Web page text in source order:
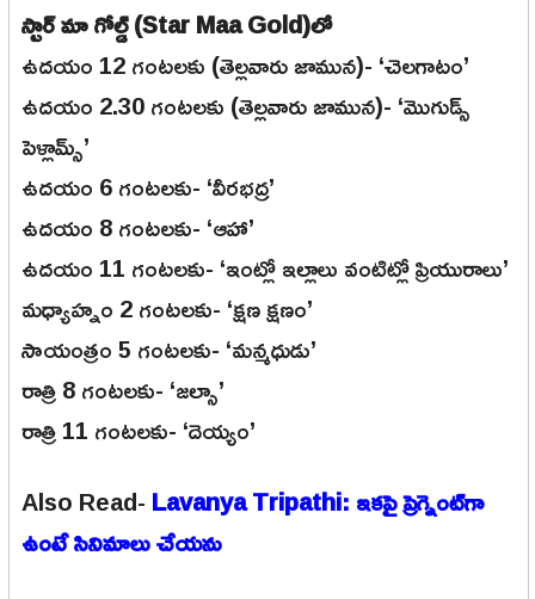
స్టార్ మా గోల్డ్ (Star Maa Gold)లో
ఉదయం 12 గంటలకు (తెల్లవారు జామున)- ‘చెలగాటం’
ఉదయం 2.30 గంటలకు (తెల్లవారు జామున)- ‘మొగుడ్స్
పెళ్లామ్స్’
ఉదయం 6 గంటలకు- ‘వీరభద్ర’
ఉదయం 8 గంటలకు- ‘ఆహా’
ఉదయం 11 గంటలకు- ‘ఇంట్లో ఇల్లాలు వంటిట్లో ప్రియురాలు’
మధ్యాహ్నం 2 గంటలకు- ‘క్షణ క్షణం’
సాయంత్రం 5 గంటలకు- ‘మన్మధుడు’
రాత్రి 8 గంటలకు- ‘జల్సా’
రాత్రి 11 గంటలకు- ‘దెయ్యం’
Also Read-Lavanya Tripathi: ఇకపై ప్రెగ్నెంట్‌గా
ఉంటే సినిమాలు చేయను